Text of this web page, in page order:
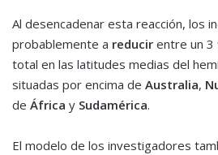
Al desencadenar esta reacción, los
probablemente a reducir entre un 3
total en las latitudes medias del
situadas por encima de Australia,
de África y Sudamérica.
El modelo de los investigadores